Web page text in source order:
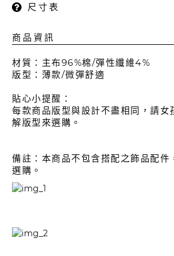
尺寸表
商品資訊
材質：主布96%棉/彈性纖維4%
版型：薄款/微彈舒適
貼心小提醒：
每款商品版型與設計不盡相同，請女
解版型來選購。
備註：本商品不包含搭配之飾品配件
選購。